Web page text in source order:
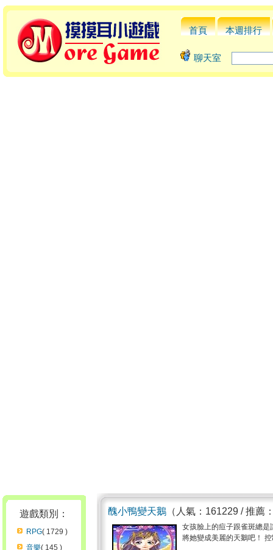
首頁 本週排行
聊天室
遊戲類別：
RPG( 1729 )
音樂( 145 )
醜小鴨變天鵝 （人氣：161229 / 推薦
女孩臉上的痘子跟雀斑總
將她變成美麗的天鵝吧！